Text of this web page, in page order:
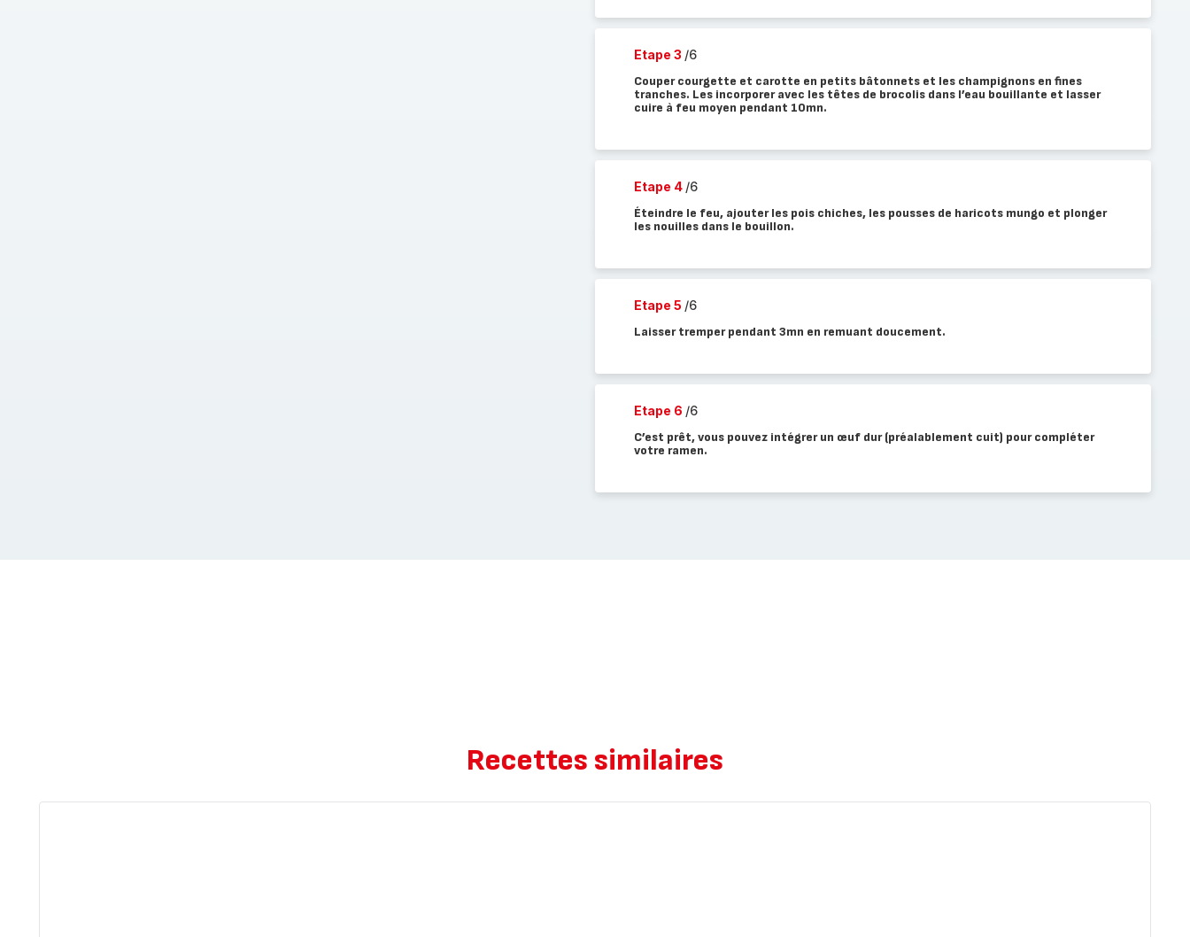
Etape 3 /6
Couper courgette et carotte en petits bâtonnets et les champignons en fines
tranches. Les incorporer avec les têtes de brocolis dans l’eau bouillante et lasser
cuire à feu moyen pendant 10mn.
Etape 4 /6
Éteindre le feu, ajouter les pois chiches, les pousses de haricots mungo et plonger
les nouilles dans le bouillon.
Etape 5 /6
Laisser tremper pendant 3mn en remuant doucement.
Etape 6 /6
C’est prêt, vous pouvez intégrer un œuf dur (préalablement cuit) pour compléter
votre ramen.
Recettes similaires